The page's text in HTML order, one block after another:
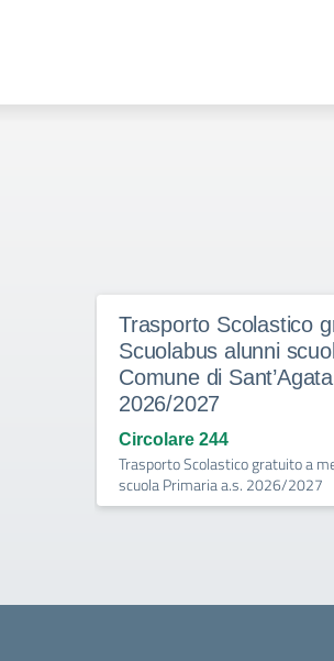
Trasporto Scolastico
Scuolabus alunni
Comune di
2026/2027
Circolare 244
Trasporto Scolastico gratuito a
scuola Primaria a.s. 2026/2027